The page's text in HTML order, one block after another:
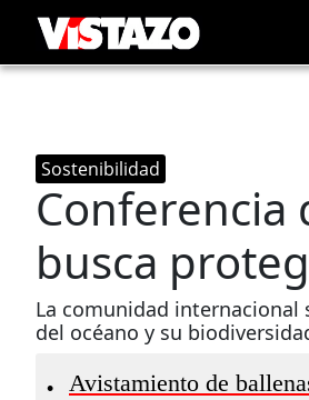
Sostenibilidad
Conferencia
busca
La comunidad internacional
del océano y su
• Avistamiento de